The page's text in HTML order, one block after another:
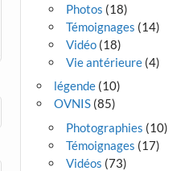
Photos (18)
Témoignages (14)
Vidéo (18)
Vie antérieure (4)
légende (10)
OVNIS (85)
Photographies (10)
Témoignages (17)
Vidéos (73)